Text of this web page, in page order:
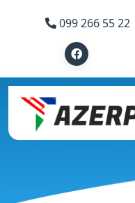
099 266 55 22